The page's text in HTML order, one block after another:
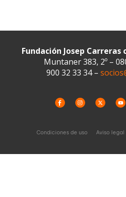
Fundación Josep
Muntaner 383, 2º –
900 32 33 34 –
Condiciones de uso Aviso legal